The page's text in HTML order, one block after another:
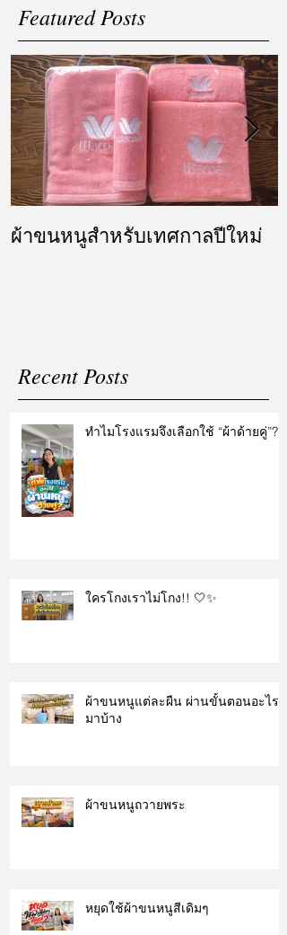
Featured Posts
ผ้าขนหนูสำหรับเทศกาลปีใหม่
Recent Posts
ทำไมโรงแรมจึงเลือกใช้ “ผ้าด้ายคู่”?
ใครโกงเราไม่โกง!! 🤍✨
ผ้าขนหนูแต่ละผืน ผ่านขั้นตอนอะไร
มาบ้าง
ผ้าขนหนูถวายพระ
หยุดใช้ผ้าขนหนูสีเดิมๆ